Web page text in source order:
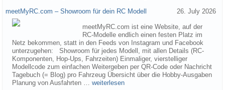
meetMyRC.com – Showroom für dein RC Modell 26. July 2026
meetMyRC.com ist eine Website, auf der
RC-Modelle endlich einen festen Platz im
Netz bekommen, statt in den Feeds von Instagram und Facebook
unterzugehen: Showroom für jedes Modell, mit allen Details (RC-
Komponenten, Hop-Ups, Fahrzeiten) Einmaliger, vierstelliger
Modellcode zum einfachen Weitergeben per QR-Code oder Nachricht
Tagebuch (= Blog) pro Fahrzeug Übersicht über die Hobby-Ausgaben
Planung von Ausfahrten … weiterlesen